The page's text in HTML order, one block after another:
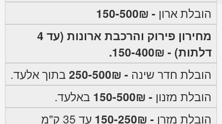
הובלת ארון - 150-500₪
מחירון פירוק והרכבת ארונות (עד 4
דלתות) - 150-400₪.
הובלת חדר שינה - 250-500₪
בתוך אלעד.
הובלת מזנון - 150-500₪
באלעד.
הובלת מזרן - 150-250₪
עד 35 ק"מ